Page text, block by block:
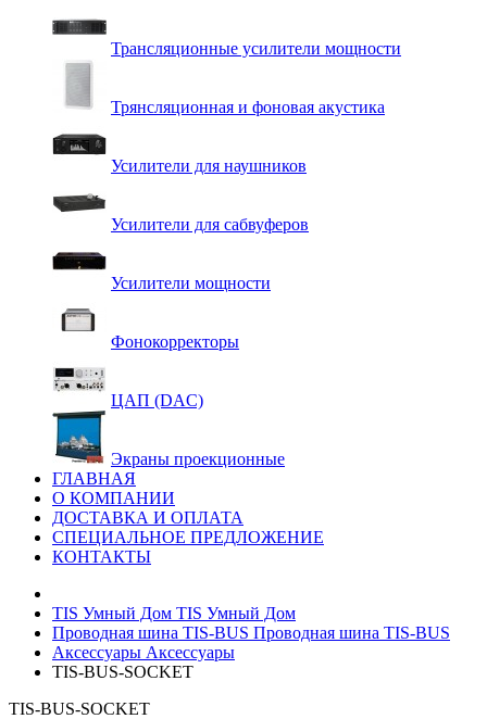
Трансляционные усилители мощности
Трянсляционная и фоновая акустика
Усилители для наушников
Усилители для сабвуферов
Усилители мощности
Фонокорректоры
ЦАП (DAC)
Экраны проекционные
ГЛАВНАЯ
О КОМПАНИИ
ДОСТАВКА И ОПЛАТА
СПЕЦИАЛЬНОЕ ПРЕДЛОЖЕНИЕ
КОНТАКТЫ
TIS Умный Дом TIS Умный Дом
Проводная шина TIS-BUS Проводная шина TIS-BUS
Аксессуары Аксессуары
TIS-BUS-SOCKET
TIS-BUS-SOCKET